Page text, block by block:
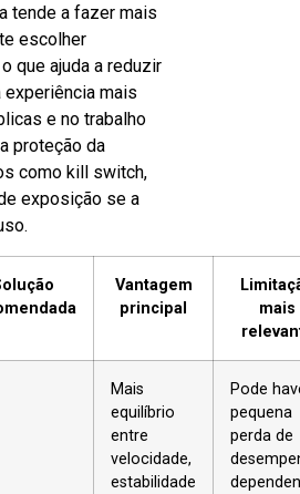
tende a fazer mais
escolher
que ajuda a reduzir
experiência mais
e no trabalho
proteção da
como kill switch,
exposição se a
Vantagem
principal
mais
Mais
equilíbrio
entre
velocidade,
estabilidade
Pode
pequena
perda de